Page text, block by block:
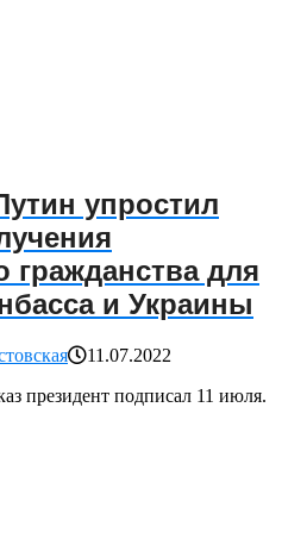
упростил
гражданства для
и Украины
11.07.2022
президент подписал 11 июля.